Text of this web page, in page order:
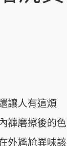
讓人有這煩
褲磨擦後的色
外尷尬異味該